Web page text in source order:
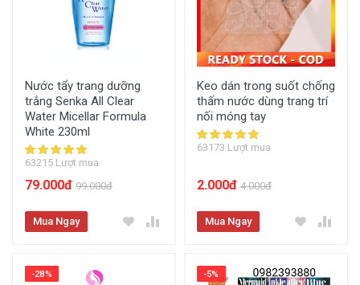
Nước tẩy trang dưỡng
trắng Senka All Clear
Water Micellar Formula
White 230ml
63215 Lượt mua
79.000đ 99.000đ
Mua Ngay
Keo dán trong suốt chống
thấm nước dùng trang trí
nối móng tay
63173 Lượt mua
2.000đ 4.000đ
Mua Ngay
-28% -5%